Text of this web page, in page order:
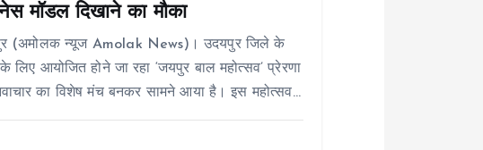
मॉडल दिखाने का मौका
(अमोलक न्यूज Amolak News)। उदयपुर जिले के
लिए आयोजित होने जा रहा ‘जयपुर बाल महोत्सव’ प्रेरणा
का विशेष मंच बनकर सामने आया है। इस महोत्सव…